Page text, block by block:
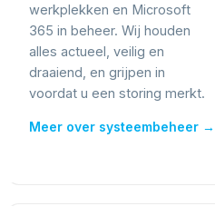
werkplekken en Microsoft
365 in beheer. Wij houden
alles actueel, veilig en
draaiend, en grijpen in
voordat u een storing merkt.
Meer over systeembeheer →